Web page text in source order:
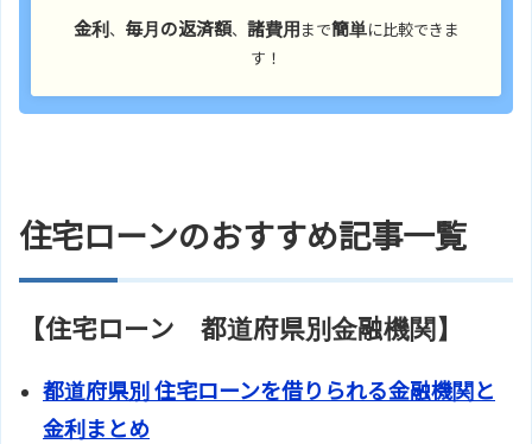
金利 、 毎月の返済額、 諸費用 まで簡単に比較できま
す！
住宅ローンのおすすめ記事一覧
【住宅ローン 都道府県別金融機関】
都道府県別 住宅ローンを借りられる金融機関と
金利まとめ